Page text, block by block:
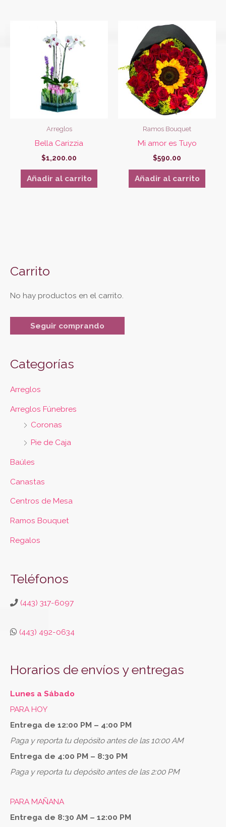
Arreglos
Bella Carizzia
$1,200.00
Añadir al carrito
Ramos Bouquet
Mi amor es Tuyo
$590.00
Añadir al carrito
Carrito
No hay productos en el carrito.
Seguir comprando
Categorías
Arreglos
Arreglos Fúnebres
Coronas
Pie de Caja
Baúles
Canastas
Centros de Mesa
Ramos Bouquet
Regalos
Teléfonos
(443) 317-6097
(443) 492-0634
Horarios de envíos y entregas
Lunes a Sábado
PARA HOY
Entrega de 12:00 PM – 4:00 PM
Paga y reporta tu depósito antes de las 10:00 AM
Entrega de 4:00 PM – 8:30 PM
Paga y reporta tu depósito antes de las 2:00 PM
PARA MAÑANA
Entrega de 8:30 AM – 12:00 PM